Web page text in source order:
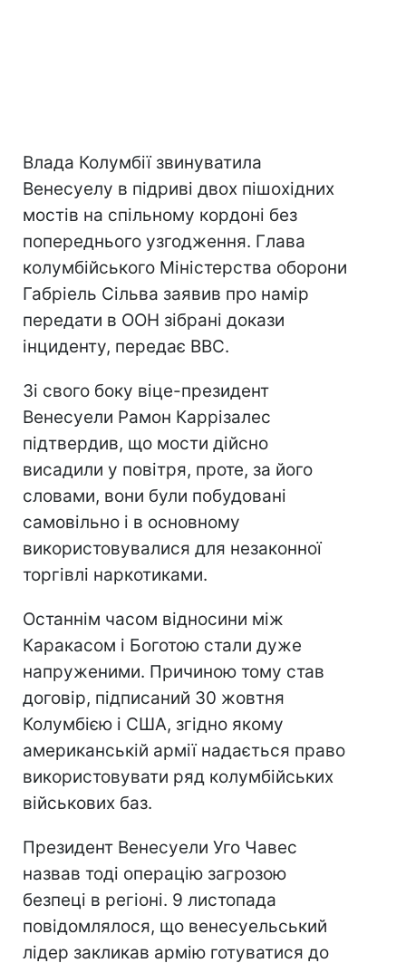
Влада Колумбії звинуватила
Венесуелу в підриві двох пішохідних
мостів на спільному кордоні без
попереднього узгодження. Глава
колумбійського Міністерства оборони
Габріель Сільва заявив про намір
передати в ООН зібрані докази
інциденту, передає ВВС.
Зі свого боку віце-президент
Венесуели Рамон Каррізалес
підтвердив, що мости дійсно
висадили у повітря, проте, за його
словами, вони були побудовані
самовільно і в основному
використовувалися для незаконної
торгівлі наркотиками.
Останнім часом відносини між
Каракасом і Боготою стали дуже
напруженими. Причиною тому став
договір, підписаний 30 жовтня
Колумбією і США, згідно якому
американській армії надається право
використовувати ряд колумбійських
військових баз.
Президент Венесуели Уго Чавес
назвав тоді операцію загрозою
безпеці в регіоні. 9 листопада
повідомлялося, що венесуельський
лідер закликав армію готуватися до